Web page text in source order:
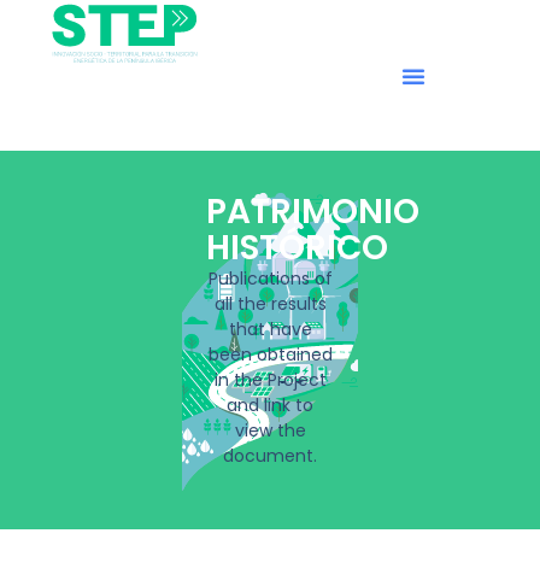
PATRIMONIO
HISTÓRICO
Publications of
all the results
that have
been obtained
in the Project
and link to
view the
document.